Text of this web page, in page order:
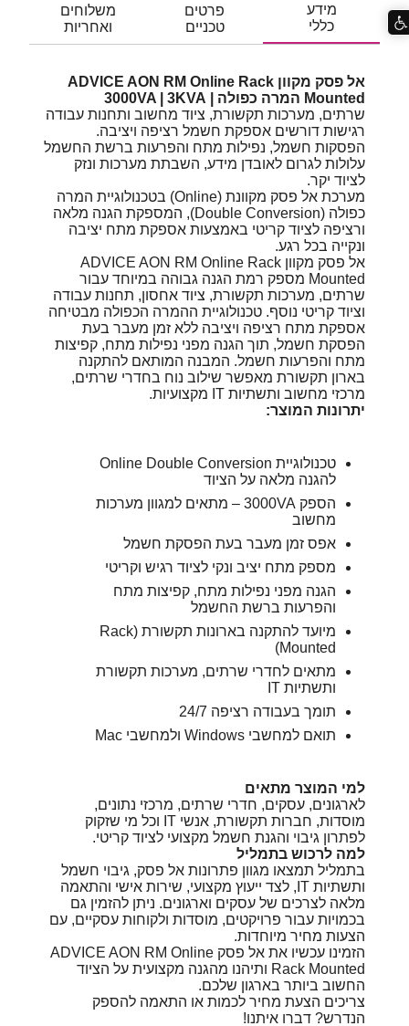
מידע
כללי
פרטים
טכניים
משלוחים
ואחריות
אל פסק מקוון ADVICE AON RM Online Rack
Mounted המרה כפולה | 3000VA | 3KVA
שרתים, מערכות תקשורת, ציוד מחשוב ותחנות עבודה
רגישות דורשים אספקת חשמל רציפה ויציבה.
הפסקות חשמל, נפילות מתח והפרעות ברשת החשמל
עלולות לגרום לאובדן מידע, השבתת מערכות ונזק
לציוד יקר.
מערכת אל פסק מקוונת (Online) בטכנולוגיית המרה
כפולה (Double Conversion), המספקת הגנה מלאה
ורציפה לציוד קריטי באמצעות אספקת מתח יציבה
ונקייה בכל רגע.
אל פסק מקוון ADVICE AON RM Online Rack
Mounted מספק רמת הגנה גבוהה במיוחד עבור
שרתים, מערכות תקשורת, ציוד אחסון, תחנות עבודה
וציוד קריטי נוסף. טכנולוגיית ההמרה הכפולה מבטיחה
אספקת מתח רציפה ויציבה ללא זמן מעבר בעת
הפסקת חשמל, תוך הגנה מפני נפילות מתח, קפיצות
מתח והפרעות חשמל. המבנה המותאם להתקנה
בארון תקשורת מאפשר שילוב נוח בחדרי שרתים,
מרכזי מחשוב ותשתיות IT מקצועיות.
יתרונות המוצר:
טכנולוגיית Online Double Conversion
להגנה מלאה על הציוד
הספק 3000VA – מתאים למגוון מערכות
מחשוב
אפס זמן מעבר בעת הפסקת חשמל
מספק מתח יציב ונקי לציוד רגיש וקריטי
הגנה מפני נפילות מתח, קפיצות מתח
והפרעות ברשת החשמל
מיועד להתקנה בארונות תקשורת (Rack
Mounted)
מתאים לחדרי שרתים, מערכות תקשורת
ותשתיות IT
תומך בעבודה רציפה 24/7
תואם למחשבי Windows ולמחשבי Mac
למי המוצר מתאים
לארגונים, עסקים, חדרי שרתים, מרכזי נתונים,
מוסדות, חברות תקשורת, אנשי IT וכל מי שזקוק
לפתרון גיבוי והגנת חשמל מקצועי לציוד קריטי.
למה לרכוש בתמליל
בתמליל תמצאו מגוון פתרונות אל פסק, גיבוי חשמל
ותשתיות IT, לצד ייעוץ מקצועי, שירות אישי והתאמה
מלאה לצרכים של עסקים וארגונים. ניתן להזמין גם
בכמויות עבור פרויקטים, מוסדות ולקוחות עסקיים, עם
הצעות מחיר מיוחדות.
הזמינו עכשיו את אל פסק ADVICE AON RM Online
Rack Mounted ותיהנו מהגנה מקצועית על הציוד
החשוב ביותר בארגון שלכם.
צריכים הצעת מחיר לכמות או התאמה להספק
הנדרש? דברו איתנו!